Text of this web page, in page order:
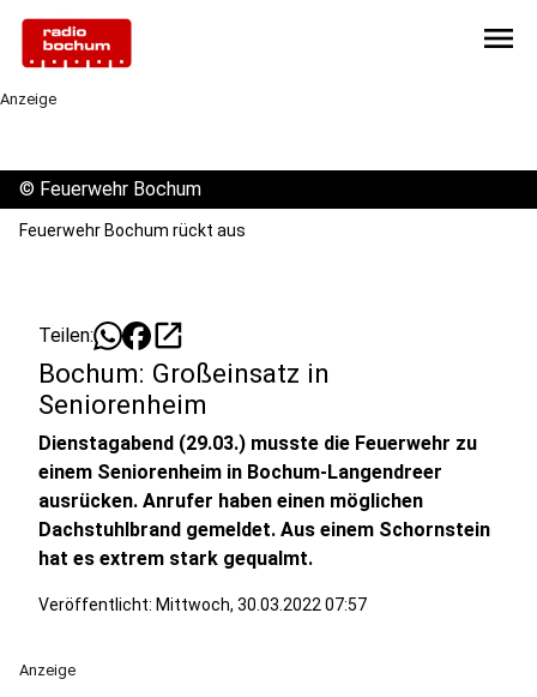
menu
Anzeige
© Feuerwehr Bochum
Feuerwehr Bochum rückt aus
Teilen: open_in_new
Bochum: Großeinsatz in
Seniorenheim
Dienstagabend (29.03.) musste die Feuerwehr zu
einem Seniorenheim in Bochum-Langendreer
ausrücken. Anrufer haben einen möglichen
Dachstuhlbrand gemeldet. Aus einem Schornstein
hat es extrem stark gequalmt.
Veröffentlicht: Mittwoch, 30.03.2022 07:57
Anzeige